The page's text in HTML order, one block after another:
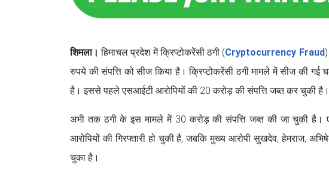
शिमला।हिमाचल प्रदेश में क्रिप्टोकरेंसी ठगी (Cryptocurrency Fraud
रुपये की संपत्ति को सीज किया है। क्रिप्टोकरेंसी ठगी मामले में सीज की
है। इससे पहले एसआईटी आरोपियों की 20 करोड़ की संपत्ति जब्त कर चुकी है।
अभी तक ठगी के इस मामले में 30 करोड़ की संपत्ति जब्त की जा चुकी
आरोपियों की गिरफ्तारी हो चुकी है, जबकि मुख्य आरोपी सुखदेव, हेमराज,
चुका है।